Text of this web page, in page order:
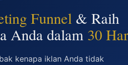
Funnel & Raih
Anda dalam 30
kenapa iklan Anda tidak